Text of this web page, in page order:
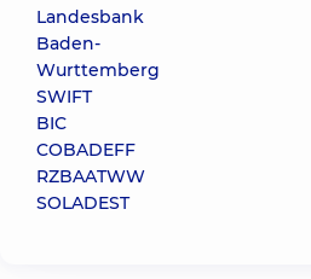
Landesbank
Baden-
Wurttemberg
SWIFT
BIC
COBADEFF
RZBAATWW
SOLADEST